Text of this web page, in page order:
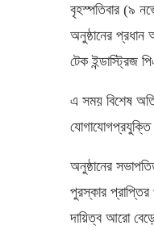
বৃহস্পতিবার (৯
অনুষ্ঠানের প্রধান
টেক ইন্ডাস্ট্রিজ
এ সময় বিশেষ
অনুষ্ঠানের
পুরস্কার
দায়িত্ব আরো